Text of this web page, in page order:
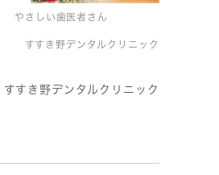
やさしい歯医者さん
すすき野デンタルクリニック
すすき野デンタルクリニック